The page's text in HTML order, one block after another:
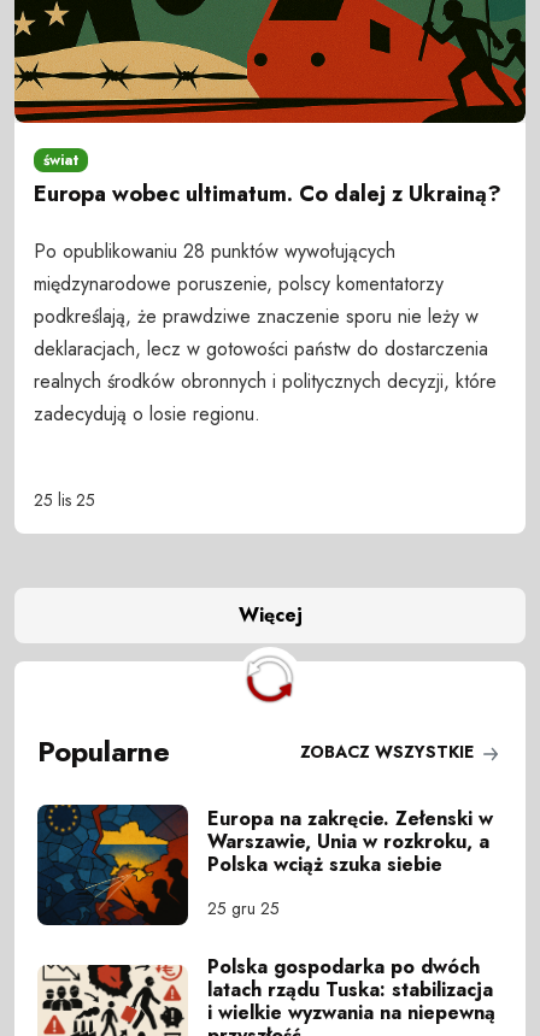
świat
Europa wobec ultimatum. Co dalej z Ukrainą?
Po opublikowaniu 28 punktów wywołujących
międzynarodowe poruszenie, polscy komentatorzy
podkreślają, że prawdziwe znaczenie sporu nie leży w
deklaracjach, lecz w gotowości państw do dostarczenia
realnych środków obronnych i politycznych decyzji, które
zadecydują o losie regionu.
25 lis 25
Więcej
Popularne ZOBACZ WSZYSTKIE
Europa na zakręcie. Zełenski w
Warszawie, Unia w rozkroku, a
Polska wciąż szuka siebie
25 gru 25
Polska gospodarka po dwóch
latach rządu Tuska: stabilizacja
i wielkie wyzwania na niepewną